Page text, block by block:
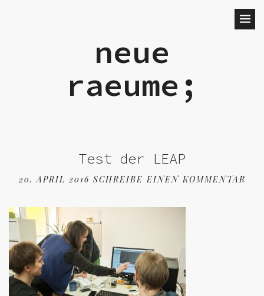
neue
raeume;
Test der LEAP
20. APRIL 2016 SCHREIBE EINEN KOMMENTAR